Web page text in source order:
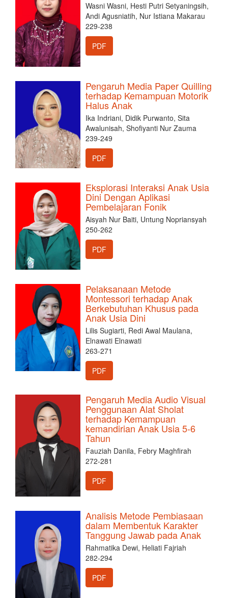
Wasni Wasni, Hesti Putri Setyaningsih,
Andi Agusniatih, Nur Istiana Makarau
229-238
PDF
Pengaruh Media Paper Quilling
terhadap Kemampuan Motorik
Halus Anak
Ika Indriani, Didik Purwanto, Sita
Awalunisah, Shofiyanti Nur Zauma
239-249
PDF
Eksplorasi Interaksi Anak Usia
Dini Dengan Aplikasi
Pembelajaran Fonik
Aisyah Nur Baiti, Untung Nopriansyah
250-262
PDF
Pelaksanaan Metode
Montessori terhadap Anak
Berkebutuhan Khusus pada
Anak Usia Dini
Lilis Sugiarti, Redi Awal Maulana,
Elnawati Elnawati
263-271
PDF
Pengaruh Media Audio Visual
Penggunaan Alat Sholat
terhadap Kemampuan
kemandirian Anak Usia 5-6
Tahun
Fauziah Danila, Febry Maghfirah
272-281
PDF
Analisis Metode Pembiasaan
dalam Membentuk Karakter
Tanggung Jawab pada Anak
Rahmatika Dewi, Heliati Fajriah
282-294
PDF